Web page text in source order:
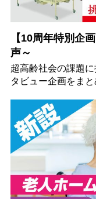
【10周年特別企
声～
超高齢社会の課題
タビュー企画をまと